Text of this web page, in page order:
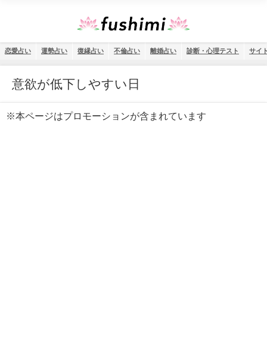
恋愛占い 運勢占い 復縁占い 不倫占い 離婚占い 診断・心理テスト サイ
意欲が低下しやすい日
※本ページはプロモーションが含まれています